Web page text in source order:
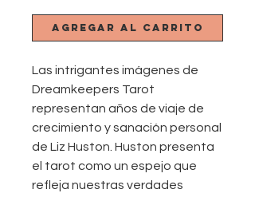
Agregar al carrito
Las intrigantes imágenes de
Dreamkeepers Tarot
representan años de viaje de
crecimiento y sanación personal
de Liz Huston. Huston presenta
el tarot como un espejo que
refleja nuestras verdades